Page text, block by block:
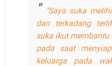
"Saya suka
dan terkadang
suka ikut
pada saat
keluarga pada